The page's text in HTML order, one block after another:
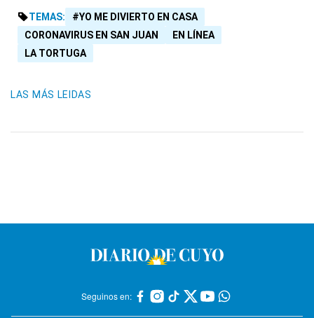
TEMAS:
#YO ME DIVIERTO EN CASA
CORONAVIRUS EN SAN JUAN
EN LÍNEA
LA TORTUGA
LAS MÁS LEIDAS
Seguinos en: